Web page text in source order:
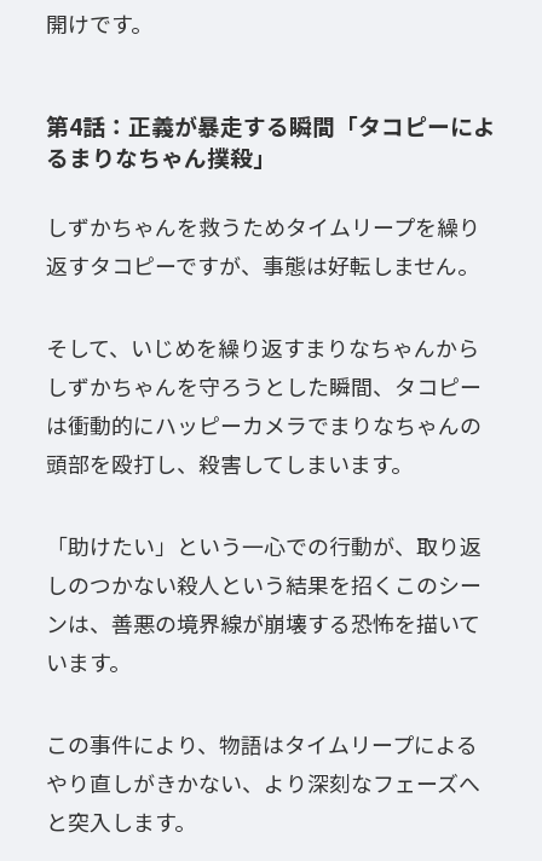
開けです。
第4話：正義が暴走する瞬間「タコピーによ
るまりなちゃん撲殺」
しずかちゃんを救うためタイムリープを繰り
返すタコピーですが、事態は好転しません。
そして、いじめを繰り返すまりなちゃんから
しずかちゃんを守ろうとした瞬間、タコピー
は衝動的にハッピーカメラでまりなちゃんの
頭部を殴打し、殺害してしまいます。
「助けたい」という一心での行動が、取り返
しのつかない殺人という結果を招くこのシー
ンは、善悪の境界線が崩壊する恐怖を描いて
います。
この事件により、物語はタイムリープによる
やり直しがきかない、より深刻なフェーズへ
と突入します。